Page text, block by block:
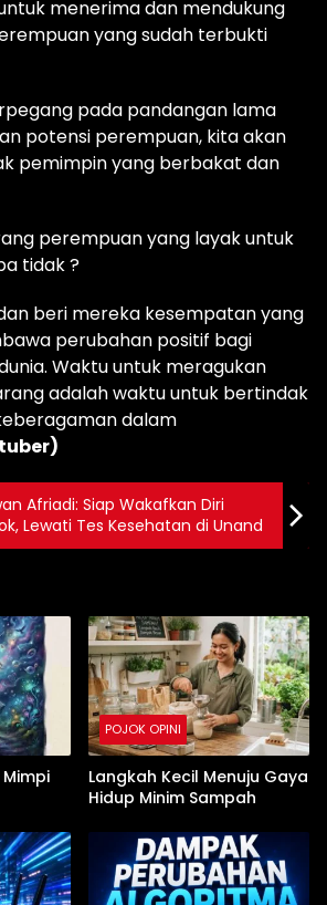
menerima dan mendukung
yang sudah terbukti
pada pandangan lama
potensi perempuan, kita akan
pemimpin yang berbakat dan
perempuan yang layak untuk
tidak ?
beri mereka kesempatan yang
perubahan positif bagi
Waktu untuk meragukan
adalah waktu untuk bertindak
dalam
Afriadi: Siap Wakafkan Diri
Lewati Tes Kesehatan di Unand
POJOK OPINI
Langkah Kecil Menuju Gaya
Hidup Minim Sampah